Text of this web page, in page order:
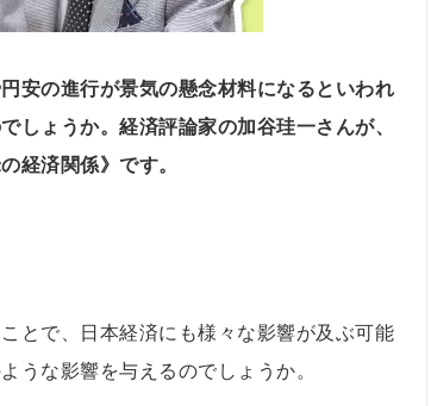
安の進行が景気の懸念材料になるといわれ
しょうか。経済評論家の加谷珪一さんが、
経済関係》です。
とで、日本経済にも様々な影響が及ぶ可能
うな影響を与えるのでしょうか。